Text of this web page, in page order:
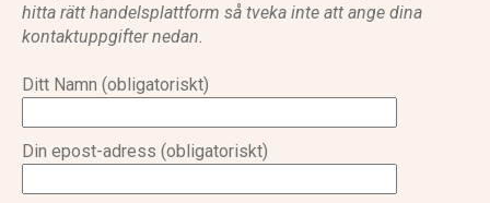
hitta rätt handelsplattform så tveka inte att ange dina
kontaktuppgifter nedan.
Ditt Namn (obligatoriskt)
Din epost-adress (obligatoriskt)